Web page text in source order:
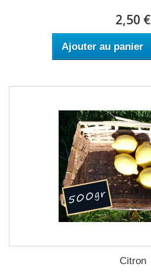
2,50 €
Ajouter au panier
Citron